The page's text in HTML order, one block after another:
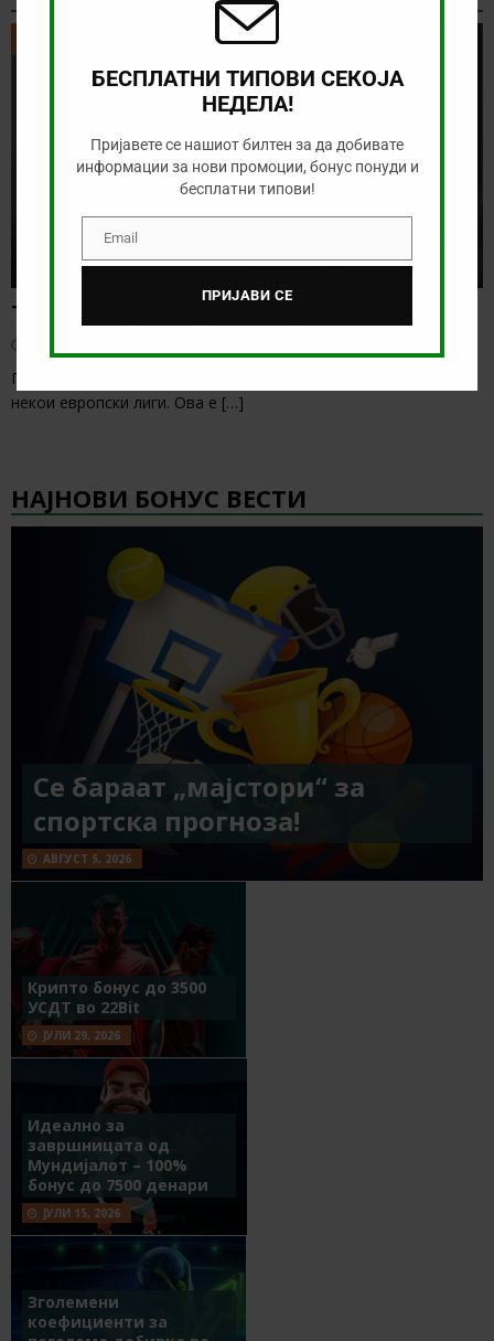
Тикет на денот (сабота, 08.08.2026)
Понудата за денес е солидна, а веќе бележиме старт на
некои европски лиги. Ова е […]
НАЈНОВИ БОНУС ВЕСТИ
Се бараат „мајстори“ за
спортска прогноза!
АВГУСТ 5, 2026
Крипто бонус до 3500
УСДТ во 22Bit
ЈУЛИ 29, 2026
Идеално за
завршницата од
Мундијалот – 100%
бонус до 7500 денари
ЈУЛИ 15, 2026
Зголемени
коефициенти за
БЕСПЛАТНИ ТИПОВИ СЕКОЈА
НЕДЕЛА!
Пријавете се нашиот билтен за да добивате
информации за нови промоции, бонус понуди и
бесплатни типови!
EmailEmail
ПРИЈАВИ СЕ